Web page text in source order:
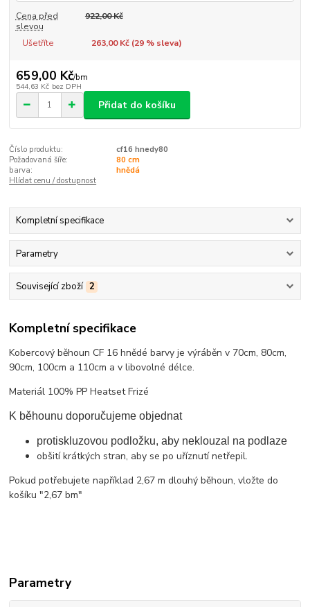
Cena před
slevou
922,00 Kč
Ušetříte 263,00 Kč (29% sleva)
659,00 Kč/bm
544,63 Kč bez DPH
Přidat do košíku
Číslo produktu:
cf16 hnedy80
Požadovaná šíře:
80 cm
barva:
hnědá
Hlídat cenu / dostupnost
Kompletní specifikace
Parametry
Související zboží 2
Kompletní specifikace
Kobercový běhoun CF 16 hnědé barvy je výráběn v 70cm, 80cm,
90cm, 100cm a 110cm a v libovolné délce.
Materiál 100% PP Heatset Frizé
K běhounu doporučujeme objednat
protiskluzovou podložku, aby neklouzal na podlaze
obšití krátkých stran, aby se po uříznutí netřepil.
Pokud potřebujete například 2,67 m dlouhý běhoun, vložte do
košíku "2,67 bm"
Parametry